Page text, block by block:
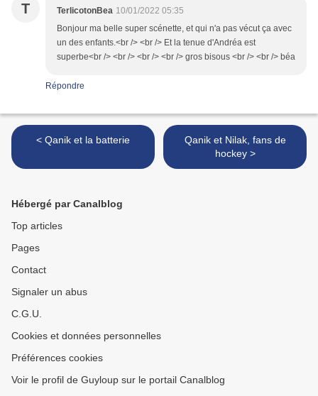
T TerlicotonBea 10/01/2022 05:35
Bonjour ma belle super scénette, et qui n'a pas vécut ça avec
un des enfants.<br /> <br /> Et la tenue d'Andréa est
superbe<br /> <br /> <br /> <br /> gros bisous <br /> <br /> béa
Répondre
< Qanik et la batterie
Qanik et Nilak, fans de
hockey >
Hébergé par Canalblog
Top articles
Pages
Contact
Signaler un abus
C.G.U.
Cookies et données personnelles
Préférences cookies
Voir le profil de Guyloup sur le portail Canalblog